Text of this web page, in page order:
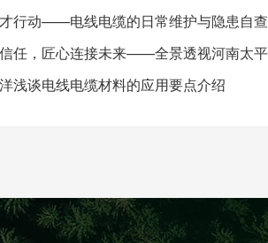
行动——电线电缆的日常维护与隐患自查
浅谈电线电缆材料的应用要点介绍